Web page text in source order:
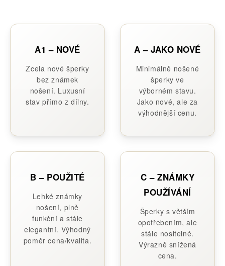
A1 – NOVÉ
Zcela nové šperky
bez známek
nošení. Luxusní
stav přímo z dílny.
A – JAKO NOVÉ
Minimálně nošené
šperky ve
výborném stavu.
Jako nové, ale za
výhodnější cenu.
B – POUŽITÉ
Lehké známky
nošení, plně
funkční a stále
elegantní. Výhodný
poměr cena/kvalita.
C – ZNÁMKY
POUŽÍVÁNÍ
Šperky s větším
opotřebením, ale
stále nositelné.
Výrazně snížená
cena.